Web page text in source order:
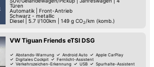
Türen
Automatik| Front-Antrieb
Schwarz - metallic
Diesel
5.7 l/100km 149 g CO2 /km (komb.)
VW Tiguan Friends eTSI DSG
Abstands-Warnung Android Auto
Apple CarPlay
Digitales Cockpit
Fernlicht-Assistent
Verkehrszeichen-Erkennung
USB
Spurhalte-Assistent